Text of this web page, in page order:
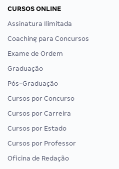
CURSOS ONLINE
Assinatura Ilimitada
Coaching para Concursos
Exame de Ordem
Graduação
Pós-Graduação
Cursos por Concurso
Cursos por Carreira
Cursos por Estado
Cursos por Professor
Oficina de Redação